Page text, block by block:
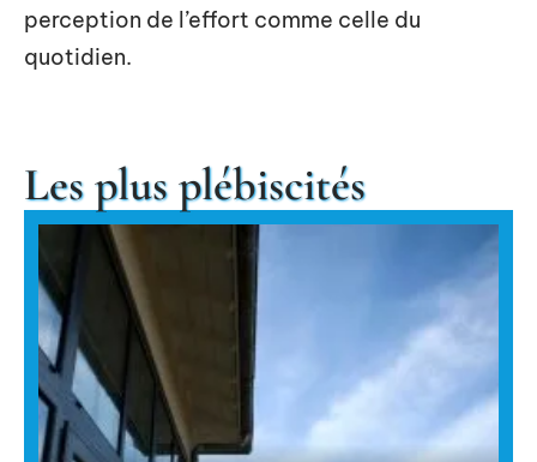
perception de l’effort comme celle du
quotidien.
Les plus plébiscités